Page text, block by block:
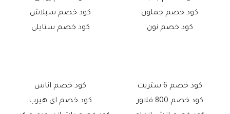
كود خصم جملون
كود خصم نون
كود خصم سبلاش
كود خصم ستايلى
كود خصم 6 ستريت
كود خصم 800 فلاور
كود خصم اناس
كود خصم اى هيرب